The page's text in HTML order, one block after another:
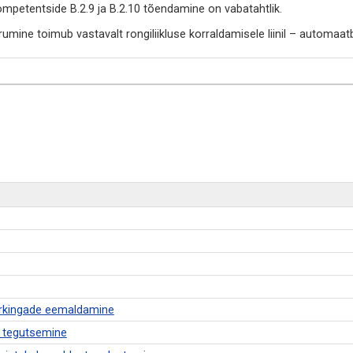
B.2.9 ja B.2.10 tõendamine on vabatahtlik.
toimub vastavalt rongiliikluse korraldamisele liinil –
eemaldamine